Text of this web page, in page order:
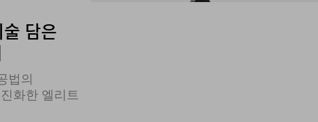
담은
의
화한 엘리트